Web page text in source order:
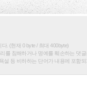
. (현재 0 byte / 최대 400byte)
를 침해하거나 명예를 훼손하는 댓
설 등 비하하는 단어가 내용에 포함